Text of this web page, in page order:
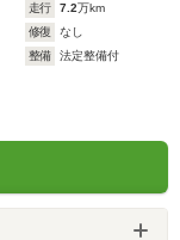
走行 7.2万km
修復
なし
整備
法定整備付